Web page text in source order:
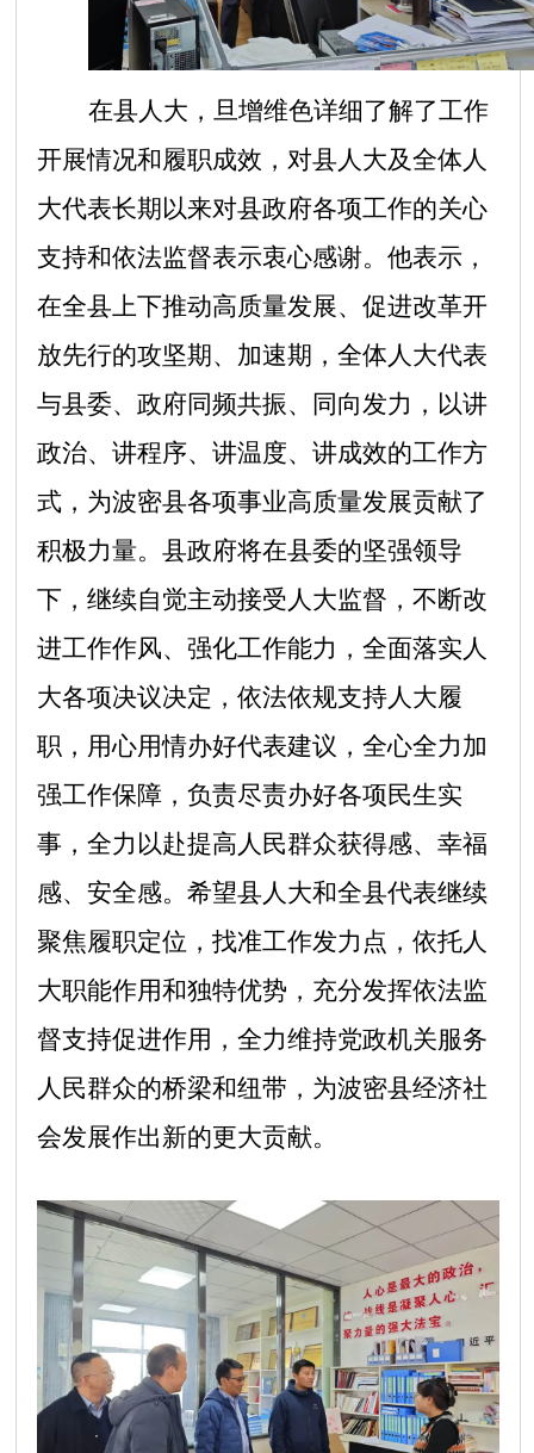
在县人大，旦增维色详细了解了工作
开展情况和履职成效，对县人大及全体人
大代表长期以来对县政府各项工作的关心
支持和依法监督表示衷心感谢。他表示，
在全县上下推动高质量发展、促进改革开
放先行的攻坚期、加速期，全体人大代表
与县委、政府同频共振、同向发力，以讲
政治、讲程序、讲温度、讲成效的工作方
式，为波密县各项事业高质量发展贡献了
积极力量。县政府将在县委的坚强领导
下，继续自觉主动接受人大监督，不断改
进工作作风、强化工作能力，全面落实人
大各项决议决定，依法依规支持人大履
职，用心用情办好代表建议，全心全力加
强工作保障，负责尽责办好各项民生实
事，全力以赴提高人民群众获得感、幸福
感、安全感。希望县人大和全县代表继续
聚焦履职定位，找准工作发力点，依托人
大职能作用和独特优势，充分发挥依法监
督支持促进作用，全力维持党政机关服务
人民群众的桥梁和纽带，为波密县经济社
会发展作出新的更大贡献。